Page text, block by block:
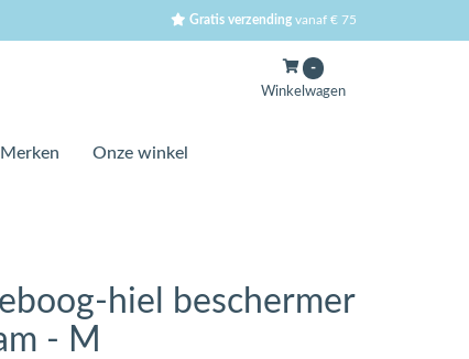
Gratis verzending vanaf € 75
-
Winkelwagen
Merken Onze winkel
hiel beschermer
- M